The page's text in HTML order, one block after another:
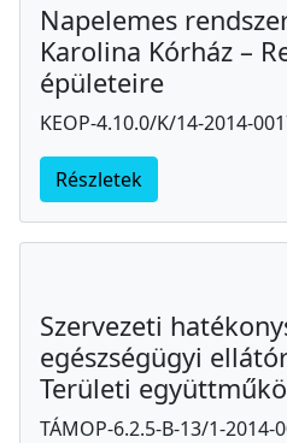
Napelemes
Karolina Kórház –
épületeire
KEOP-4.10.0/K/14-2014-
Részletek
Szervezeti
egészségügyi
Területi
TÁMOP-6.2.5-B-13/1-2014-